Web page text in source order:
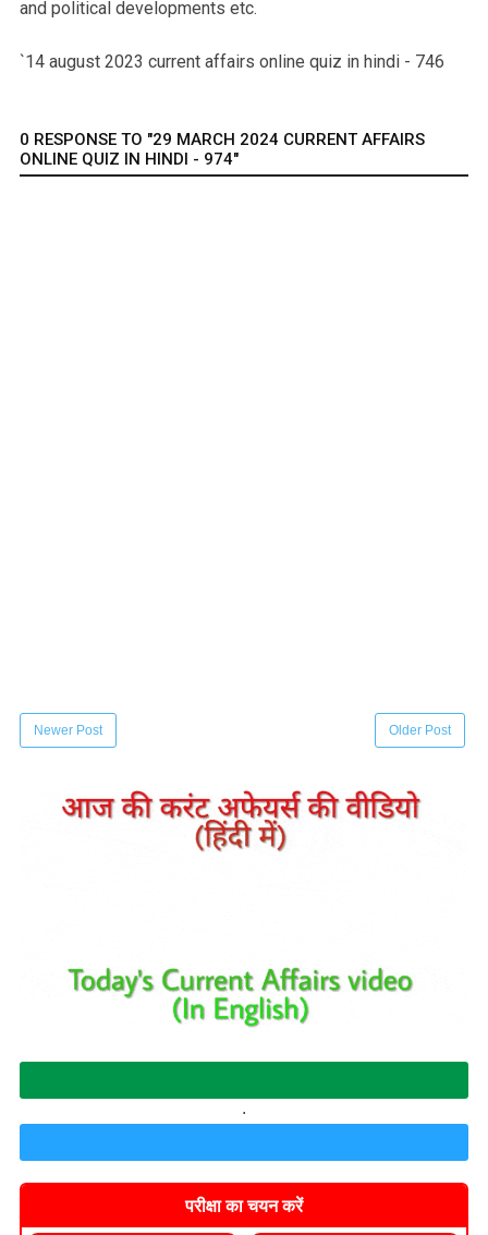
and political developments etc.
`14 august 2023 current affairs online quiz in hindi - 746
0 RESPONSE TO "29 MARCH 2024 CURRENT AFFAIRS
ONLINE QUIZ IN HINDI - 974"
Newer Post Older Post
.
परीक्षा का चयन करें